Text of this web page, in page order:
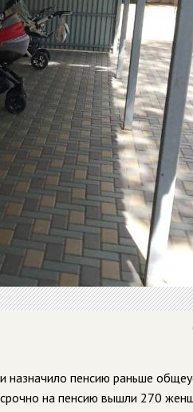
назначило пенсию раньше
на пенсию вышли 270